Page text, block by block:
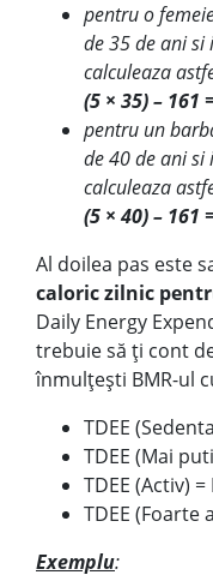
pentru o
de 35 de ani si
calculeaza
(5 × 35) – 161
pentru un
de 40 de ani si
calculeaza
(5 × 40) – 161
Al doilea pas este
caloric zilnic
Daily Energy
trebuie să ți cont
înmulțești BMR-ul
TDEE
TDEE (Mai
TDEE (Activ) =
TDEE (Foarte
Exemplu: